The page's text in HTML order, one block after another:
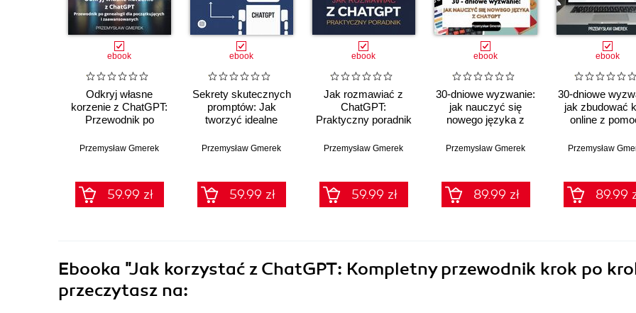
ebook
Odkryj własne
korzenie z ChatGPT:
Przewodnik po
początkujących i
Przemysław Gmerek
59.99 zł
ebook
Sekrety skutecznych
promptów: Jak
tworzyć idealne
ChatGPT
Przemysław Gmerek
59.99 zł
ebook
Jak rozmawiać z
ChatGPT:
Praktyczny poradnik
Przemysław Gmerek
59.99 zł
ebook
30-dniowe wyzwanie:
jak nauczyć się
nowego języka z
Przemysław Gmerek
89.99 zł
ebook
30-dniowe
jak zbudować
online z
Przemysław
89.99
Ebooka "Jak korzystać z ChatGPT: Kompletny przewodnik krok po
przeczytasz na: